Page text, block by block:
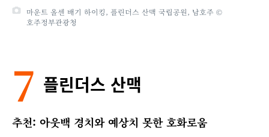
마운트 올센 배기 하이킹, 플린더스 산맥 국립공원, 남호주 ©
호주정부관광청
7 플린더스 산맥
추천: 아웃백 경치와 예상치 못한 호화로움